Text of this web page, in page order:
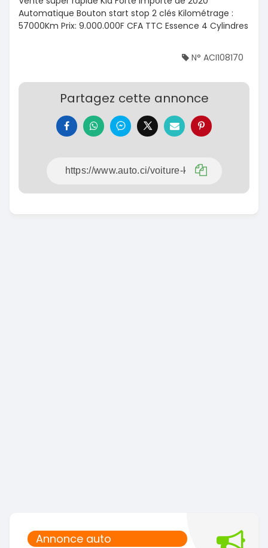
Annonce auto
Automatique Bouton start stop 2 clés Kilométrage :
57000Km Prix: 9.000.000F CFA TTC Essence 4 Cylindres
N° ACI108170
Partagez cette annonce